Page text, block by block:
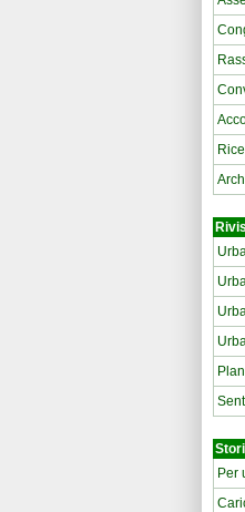
Per